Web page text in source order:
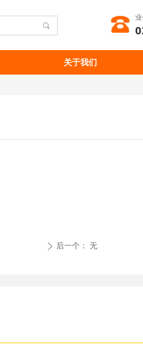
끠
关于我们
ꄲ 后一个： 无